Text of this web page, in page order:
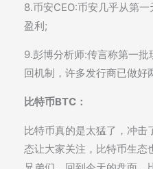
8.币安CEO:币安几乎从第
盈利;
9.彭博分析师:传言称第一
回机制，许多发行商已做好
比特币BTC：
比特币真的是太猛了，冲
态让大家关注，比特币生态